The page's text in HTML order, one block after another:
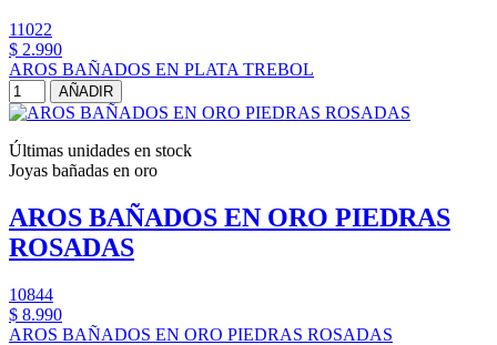
11022
$ 2.990
AROS BAÑADOS EN PLATA TREBOL
AÑADIR
Últimas unidades en stock
Joyas bañadas en oro
AROS BAÑADOS EN ORO PIEDRAS
ROSADAS
10844
$ 8.990
AROS BAÑADOS EN ORO PIEDRAS ROSADAS